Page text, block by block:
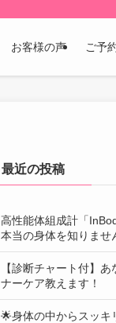
お客様の声 ご予
最近の投稿
高性能体組成計「
本当の身体を知りませ
【診断チャート付】
ナーケア教えます！
🌟身体の中からスッキ